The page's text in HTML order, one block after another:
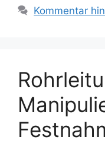
Kommentar